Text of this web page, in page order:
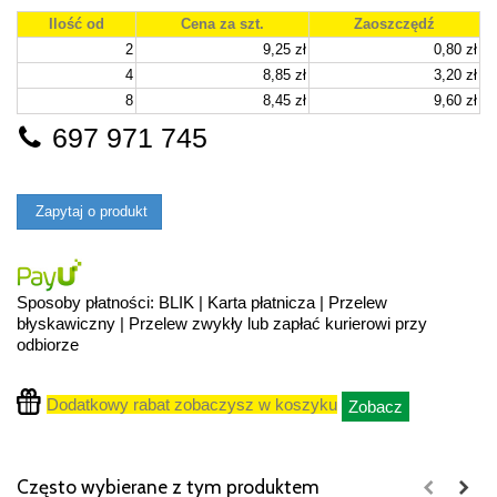
Ilość od Cena za szt.
Zaoszczędź
2
9,25 zł
0,80 zł
4
8,85 zł
3,20 zł
8
8,45 zł 9,60 zł
697 971 745
Zapytaj o produkt
Sposoby płatności: BLIK | Karta płatnicza | Przelew
błyskawiczny | Przelew zwykły lub zapłać kurierowi przy
odbiorze
Dodatkowy rabat zobaczysz w koszyku Zobacz
Często wybierane z tym produktem